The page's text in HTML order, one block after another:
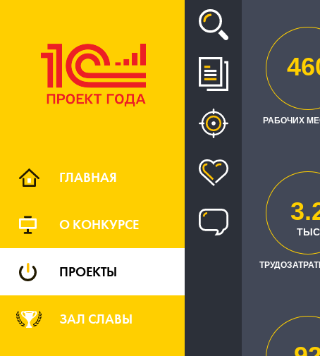
ГЛАВНАЯ
О КОНКУРСЕ
ПРОЕКТЫ
ЗАЛ СЛАВЫ
Проект
РАБОЧИХ
ТЫС
"Мосплитка"